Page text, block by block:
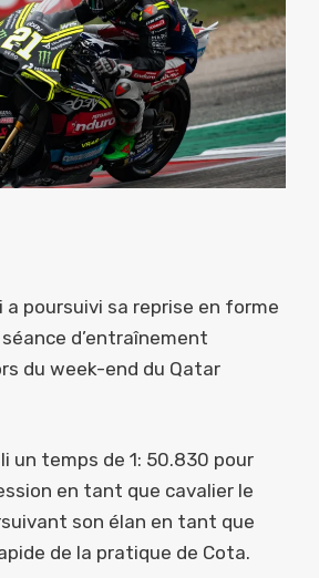
a poursuivi sa reprise en forme
d’entraînement
du week-end du Qatar
un temps de 1: 50.830 pour
en tant que cavalier le
son élan en tant que
de la pratique de Cota.